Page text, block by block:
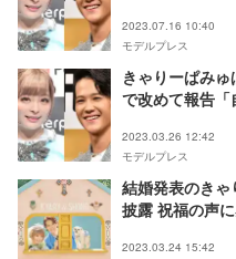
2023.07.16 10:40
モデルプレス
きゃりーぱみ
で改めて報告「
2023.03.26 12:42
モデルプレス
結婚発表のきゃ
披露 祝福の声
2023.03.24 15:42